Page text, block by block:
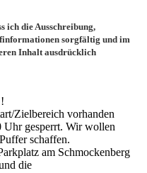
ich die Ausschreibung,
sorgfältig und im
Inhalt ausdrücklich
Zielbereich vorhanden
gesperrt. Wir wollen
schaffen.
am Schmockenberg
die